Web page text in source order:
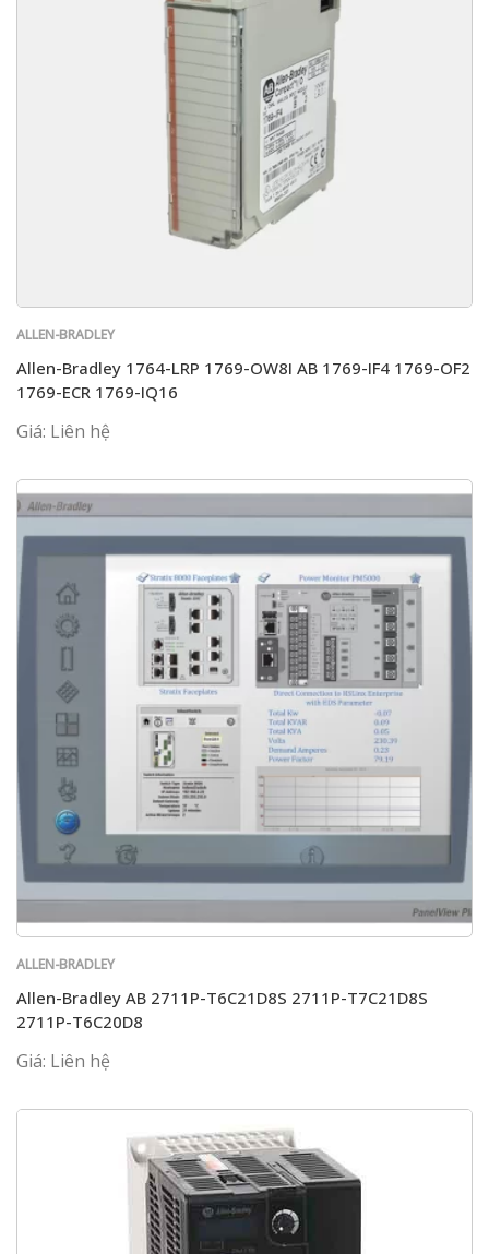
ALLEN-BRADLEY
Allen-Bradley 1764-LRP 1769-OW8I AB 1769-IF4 1769-OF2
1769-ECR 1769-IQ16
Giá: Liên hệ
ALLEN-BRADLEY
Allen-Bradley AB 2711P-T6C21D8S 2711P-T7C21D8S
2711P-T6C20D8
Giá: Liên hệ